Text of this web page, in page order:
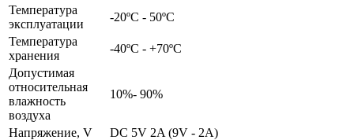
Температура
эксплуатации
-20ºС - 50ºС
Температура
хранения
-40ºС - +70ºС
Допустимая
относительная
влажность
воздуха
10%- 90%
Напряжение, V
DC 5V 2A (9V - 2A)